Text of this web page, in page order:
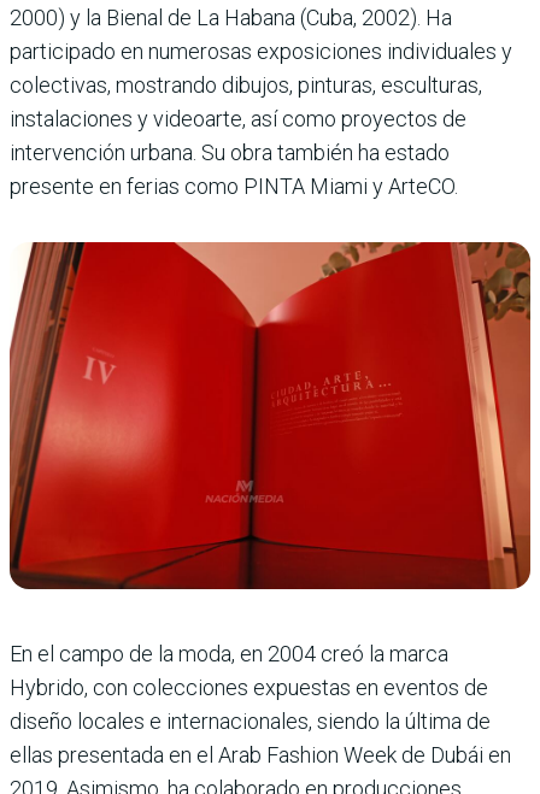
2000) y la Bienal de La Habana (Cuba, 2002). Ha
participado en numerosas exposiciones individuales y
colectivas, mostrando dibujos, pinturas, esculturas,
instalaciones y videoarte, así como proyectos de
intervención urbana. Su obra también ha estado
presente en ferias como PINTA Miami y ArteCO.
En el campo de la moda, en 2004 creó la marca
Hybrido, con colecciones expuestas en eventos de
diseño locales e internacionales, siendo la última de
ellas presentada en el Arab Fashion Week de Dubái en
2019. Asimismo, ha colaborado en producciones